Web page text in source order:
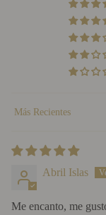
Sort by
Abril Islas
Me encanto, me